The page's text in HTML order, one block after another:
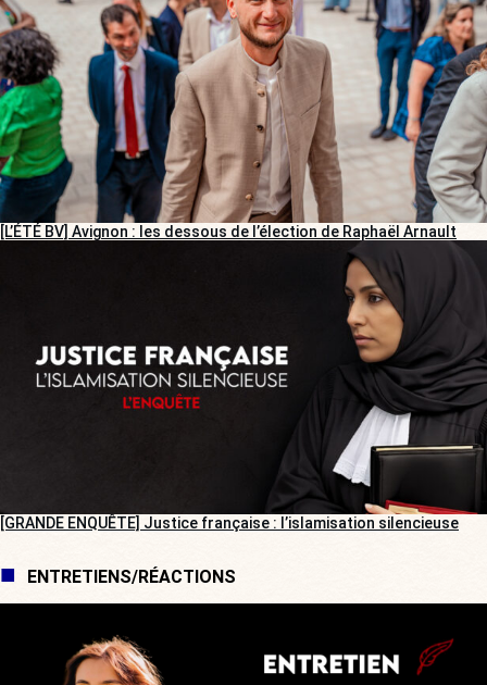
[L’ÉTÉ BV] Avignon : les dessous de l’élection de Raphaël Arnault
[GRANDE ENQUÊTE] Justice française : l’islamisation silencieuse
ENTRETIENS/RÉACTIONS